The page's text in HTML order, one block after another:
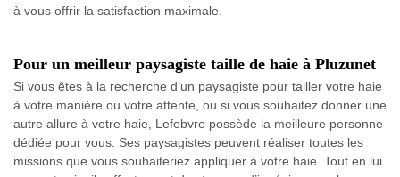
à vous offrir la satisfaction maximale.
Pour un meilleur paysagiste taille de haie à Pluzunet
Si vous êtes à la recherche d’un paysagiste pour tailler votre haie
à votre manière ou votre attente, ou si vous souhaitez donner une
autre allure à votre haie, Lefebvre possède la meilleure personne
dédiée pour vous. Ses paysagistes peuvent réaliser toutes les
missions que vous souhaiteriez appliquer à votre haie. Tout en lui